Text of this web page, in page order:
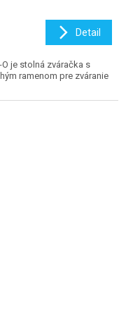
Detail
je stolná zváračka s
ramenom pre zváranie